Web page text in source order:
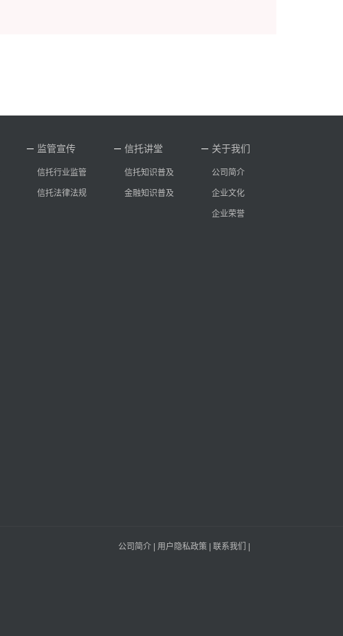
监管宣传
信托行业监管
信托法律法规
信托讲堂
信托知识普及
金融知识普及
关于我们
公司简介
企业文化
企业荣誉
公司简介 用户隐私政策 联系我们